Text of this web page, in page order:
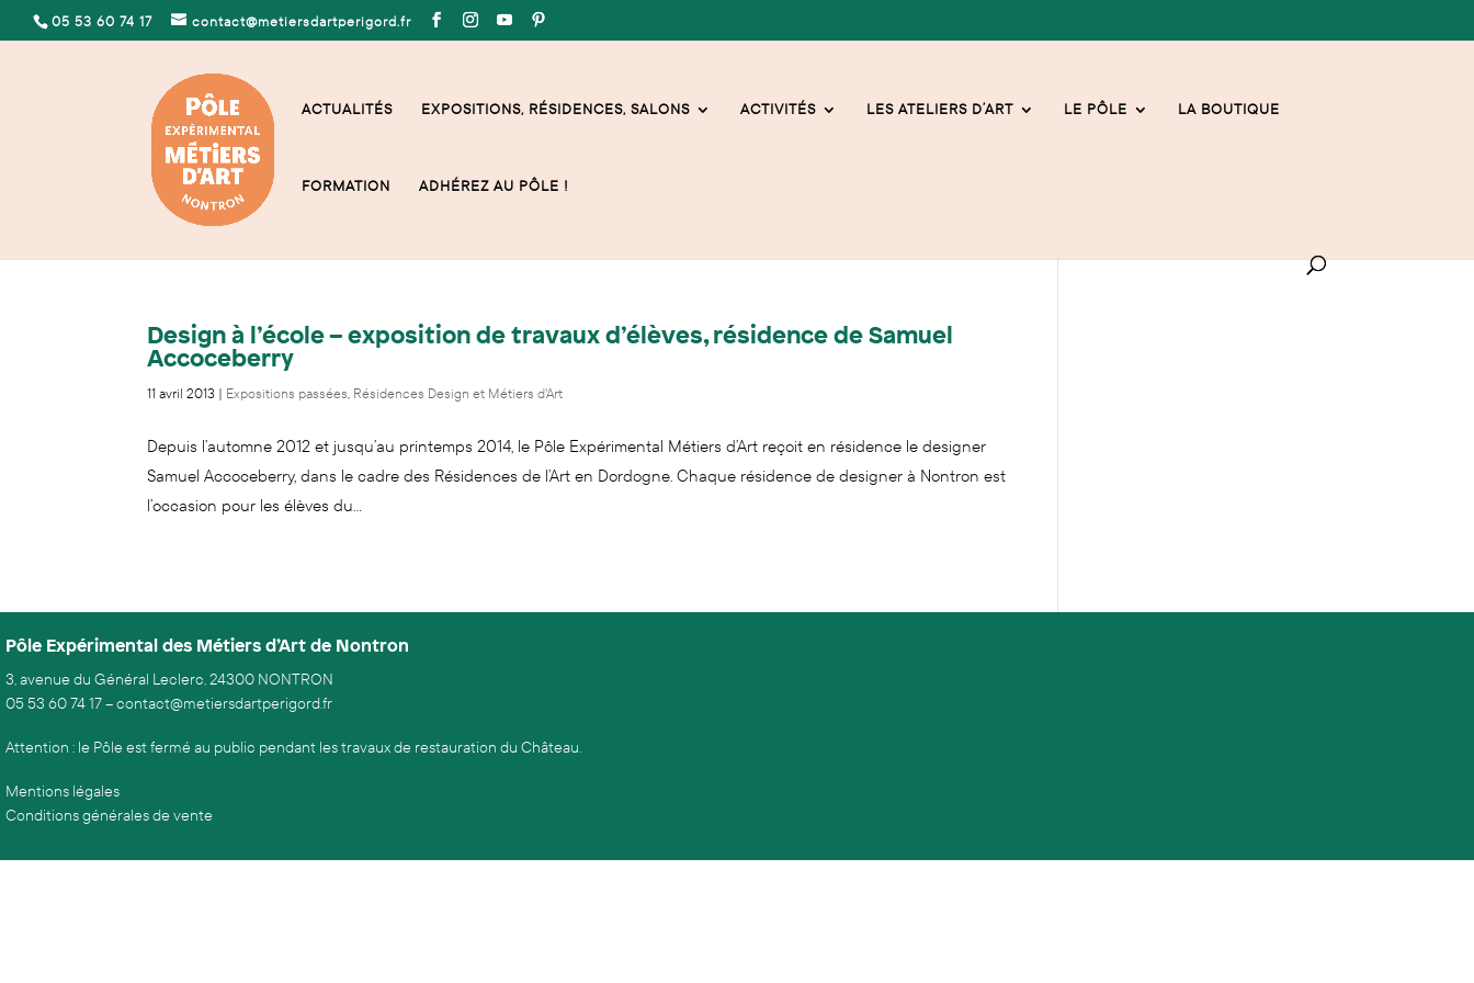
05 53 60 74 17 contact@metiersdartperigord.fr
ACTUALITÉS EXPOSITIONS, RÉSIDENCES, SALONS ACTIVITÉS LES ATELIERS D’ART LE PÔLE LA BOUTIQUE
FORMATION ADHÉREZ AU PÔLE !
Design à l’école – exposition de travaux d’élèves, résidence de Samuel
Accoceberry
11 avril 2013 Expositions passées, Résidences Design et Métiers d'Art
Depuis l’automne 2012 et jusqu’au printemps 2014, le Pôle Expérimental Métiers d’Art reçoit en résidence le designer
Samuel Accoceberry, dans le cadre des Résidences de l’Art en Dordogne. Chaque résidence de designer à Nontron est
l’occasion pour les élèves du...
Pôle Expérimental des Métiers d’Art de Nontron
3, avenue du Général Leclerc, 24300 NONTRON
05 53 60 74 17–contact@metiersdartperigord.fr
Attention : le Pôle est fermé au public pendant les travaux de restauration du Château.
Mentions légales
Conditions générales de vente